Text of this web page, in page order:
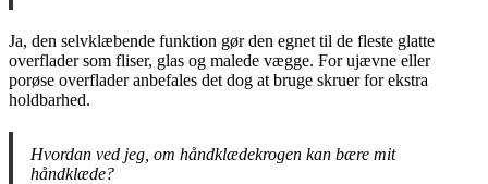
Ja, den selvklæbende funktion gør den egnet til de fleste glatte
overflader som fliser, glas og malede vægge. For ujævne eller
porøse overflader anbefales det dog at bruge skruer for ekstra
holdbarhed.
Hvordan ved jeg, om håndklædekrogen kan bære mit
håndklæde?